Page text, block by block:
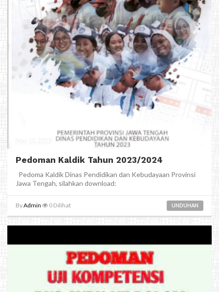
Pedoman Kaldik Tahun 2023/2024
Pedoma Kaldik Dinas Pendidikan dan Kebudayaan Provinsi
Jawa Tengah, silahkan download:
ByAdmin 0 Dilihat UNDUHAN